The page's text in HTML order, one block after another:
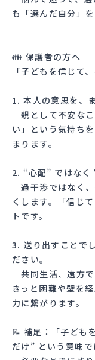
も「選んだ自分」を
👪 保護者の方へ
「子どもを信じて
1. 本人の意思を、
親として不安な
い」という気持ち
まります。
2. “心配” ではなく
過干渉ではなく
くします。「信じ
トです。
3. 送り出すことで
ださい。
共同生活、遠方
きっと困難や壁を
力に繋がります。
📝 補足：「子ども
だけ” という意味で